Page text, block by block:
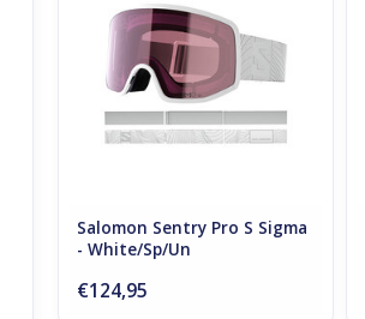
TOEVOEGEN AAN WINKELWAGEN
Salomon Sentry Pro S Sigma
- White/Sp/Un
€124,95